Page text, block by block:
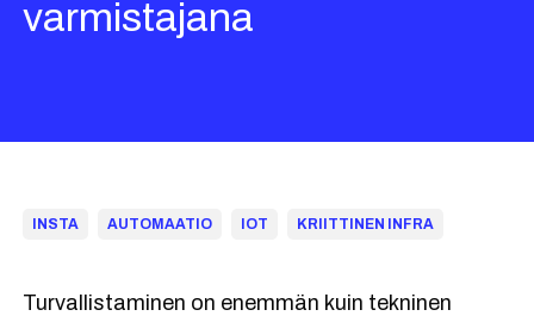
varmistajana
INSTA AUTOMAATIO IOT KRIITTINEN INFRA
Turvallistaminen on enemmän kuin tekninen